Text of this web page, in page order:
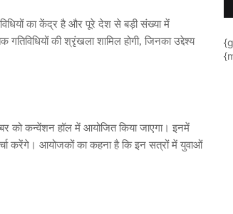
का केंद्र है और पूरे देश से बड़ी संख्या में
गतिविधियों की श्रृंखला शामिल होगी, जिनका उद्देश्य
को कन्वेंशन हॉल में आयोजित किया जाएगा। इनमें
करेंगे। आयोजकों का कहना है कि इन सत्रों में युवाओं